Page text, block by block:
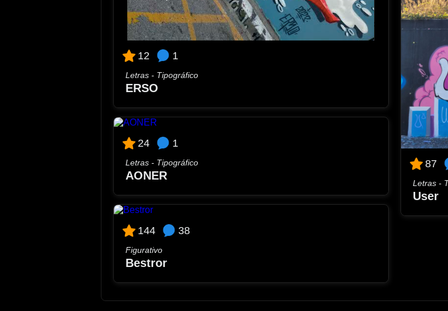
12 1
Letras - Tipográfico
ERSO
87
Letras -
User
24 1
Letras - Tipográfico
AONER
144 38
Figurativo
Bestror